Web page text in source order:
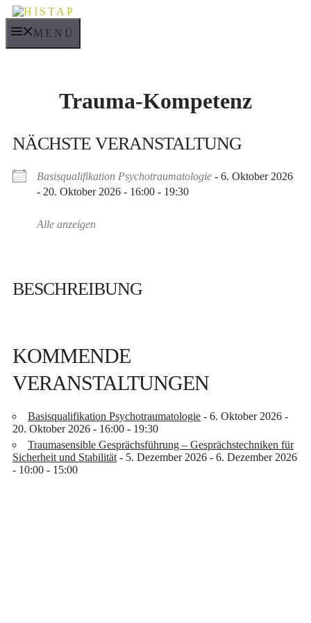
Zum
Inhalt
springenMENÜ
Trauma-Kompetenz
NÄCHSTE VERANSTALTUNG
Basisqualifikation Psychotraumatologie - 6. Oktober 2026
- 20. Oktober 2026 - 16:00 - 19:30
Alle anzeigen
BESCHREIBUNG
KOMMENDE
VERANSTALTUNGEN
Basisqualifikation Psychotraumatologie - 6. Oktober 2026 -
20. Oktober 2026 - 16:00 - 19:30
Traumasensible Gesprächsführung – Gesprächstechniken für
Sicherheit und Stabilität - 5. Dezember 2026 - 6. Dezember 2026
- 10:00 - 15:00